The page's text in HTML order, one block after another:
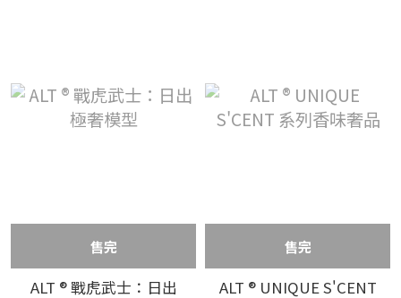
售完
ALT ® 戰虎武士：日出
售完
ALT ® UNIQUE S'CENT